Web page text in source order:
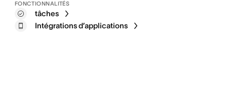
FONCTIONNALITÉS
tâches
Intégrations d’applications